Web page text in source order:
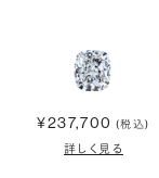
¥237,700 (税込)
詳しく見る